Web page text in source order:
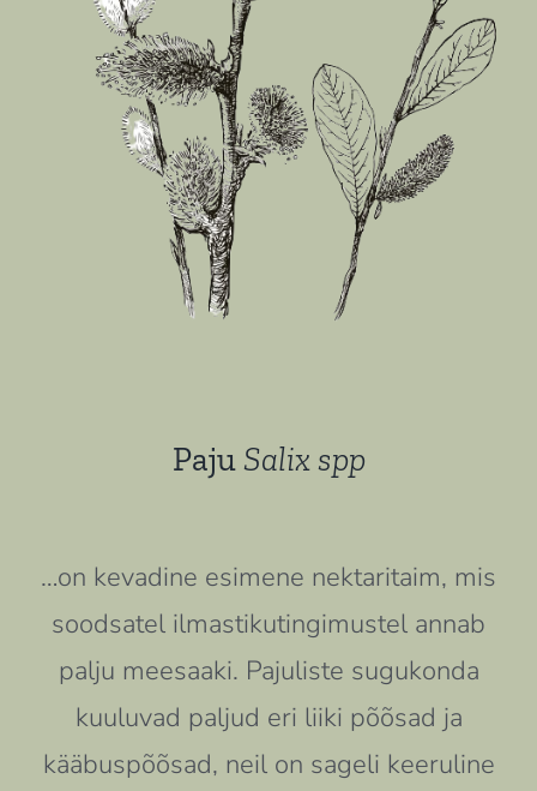
PajuSalix spp
…on kevadine esimene nektaritaim, mis
soodsatel ilmastikutingimustel annab
palju meesaaki. Pajuliste sugukonda
kuuluvad paljud eri liiki põõsad ja
kääbuspõõsad, neil on sageli keeruline